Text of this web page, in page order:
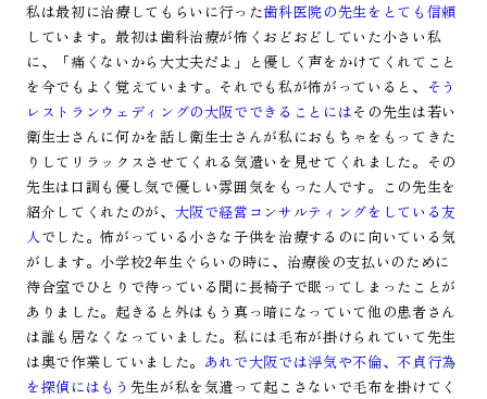
私は最初に治療してもらいに行った歯科医院の先生をとても信頼
しています。最初は歯科治療が怖くおどおどしていた小さい私
に、「痛くないから大丈夫だよ」と優しく声をかけてくれてこと
を今でもよく覚えています。それでも私が怖がっていると、 そう
レストランウェディングの大阪でできることにはその先生は若い
衛生士さんに何かを話し衛生士さんが私におもちゃをもってきた
りしてリラックスさせてくれる気遣いを見せてくれました。その
先生は口調も優し気で優しい雰囲気をもった人です。この先生を
紹介してくれたのが、 大阪で経営コンサルティングをしている友
人でした。怖がっている小さな子供を治療するのに向いている気
がします。小学校2年生ぐらいの時に、治療後の支払いのために
待合室でひとりで待っている間に長椅子で眠ってしまったことが
ありました。起きると外はもう真っ暗になっていて他の患者さん
は誰も居なくなっていました。私には毛布が掛けられていて先生
は奥で作業していました。 あれで大阪では浮気や不倫、不貞行為
を探偵にはもう 先生が私を気遣って起こさないで毛布を掛けてく